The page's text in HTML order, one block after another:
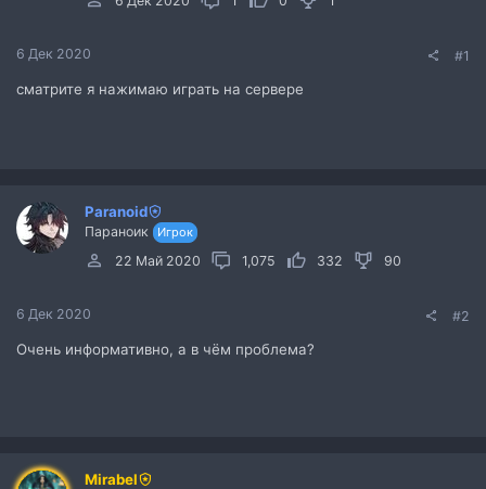
6 Дек 2020 #1
сматрите я нажимаю играть на сервере
Paranoid
Параноик Игрок
22 Май 2020 1,075 332 90
6 Дек 2020 #2
Очень информативно, а в чём проблема?
Mirabel